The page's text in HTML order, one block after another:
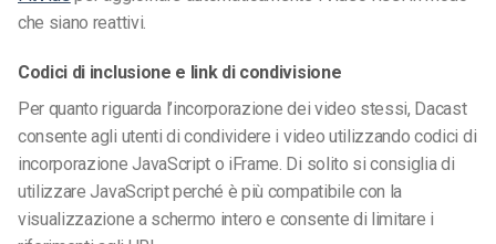
che siano reattivi.
Codici di inclusione e link di condivisione
Per quanto riguarda l’incorporazione dei video stessi, Dacast
consente agli utenti di condividere i video utilizzando codici di
incorporazione JavaScript o iFrame. Di solito si consiglia di
utilizzare JavaScript perché è più compatibile con la
visualizzazione a schermo intero e consente di limitare i